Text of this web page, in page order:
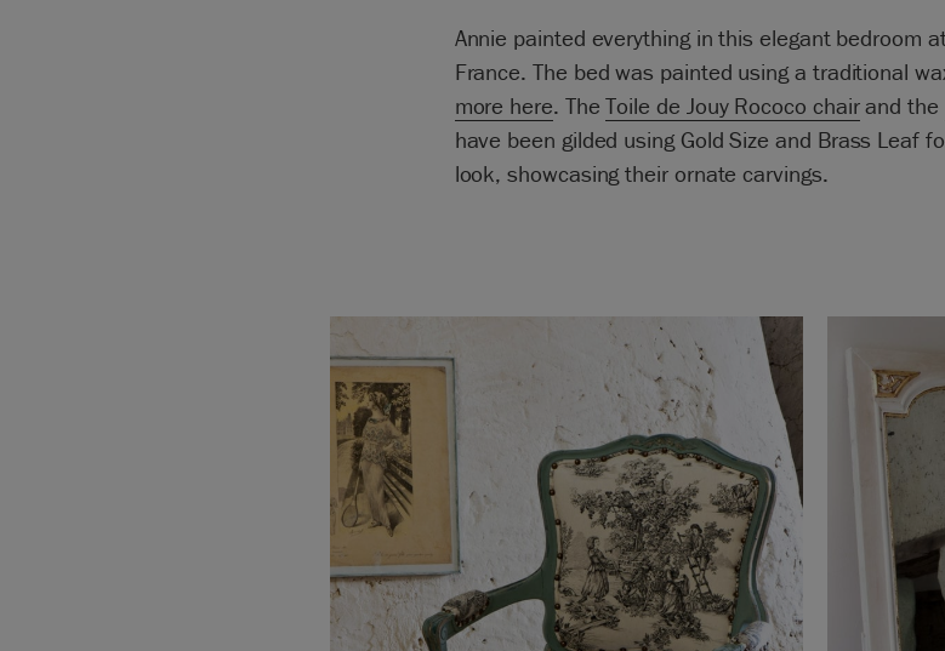
Annie painted everything in this elegant bedroom
France. The bed was painted using a traditional
more here. TheToile de Jouy Rococo chairand the
have been gilded using Gold Size and Brass Leaf
look, showcasing their ornate carvings.